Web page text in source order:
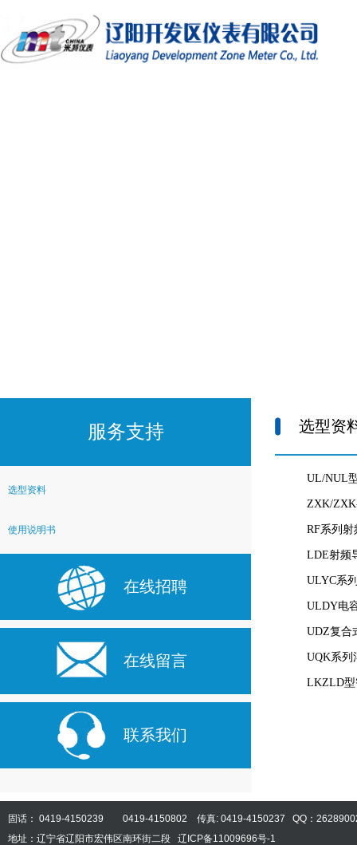
服务支持
选型资料
使用说明书
在线招聘
在线留言
联系我们
选型资
UL/NUL
ZXK/
RF系列
LDE射频
ULYC系
ULDY电
UDZ复合
UQK系列
LKZLD型
固话： 0419-4150239 0419-4150802 传真: 0419-4150237 QQ：
地址：辽宁省辽阳市宏伟区南环街二段 辽ICP备11009696号-1